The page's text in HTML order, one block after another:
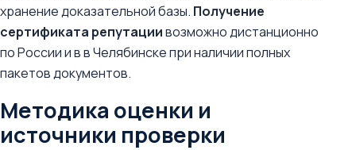
хранение доказательной базы. Получение
сертификата репутациивозможно дистанционно
по России и в в Челябинске при наличии полных
пакетов документов.
Методика оценки и
источники проверки